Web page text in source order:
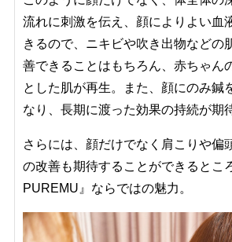
流れに刺激を伝え、顔によりよい血
きるので、ニキビや吹き出物などの
善できることはもちろん、赤ちゃん
とした肌が再生。また、顔にのみ鍼
なり、長期に渡った効果の持続が期
さらには、顔だけでなく肩こりや偏
の改善も期待することができるとこ
PUREMU』ならではの魅力。